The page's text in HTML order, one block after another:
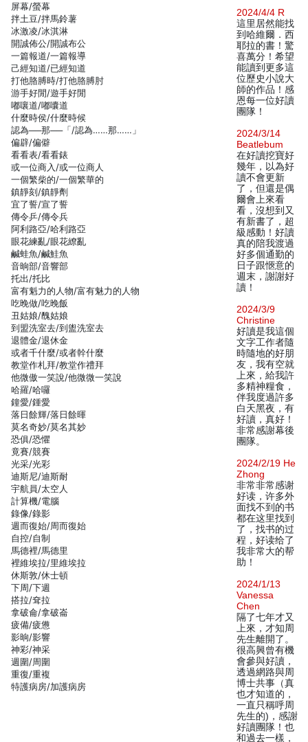
屏幕/螢幕
拌土豆/拌馬鈴薯
冰激凌/冰淇淋
開誠佈公/開誠布公
一篇報道/一篇報導
己經知道/已經知道
打他胳膊時/打他胳膊肘
游手好閒/遊手好閒
嘟嚷道/嘟囔道
什麼時侯/什麼時候
認為──那──「/認為……那……」
偏辟/偏僻
看看表/看看錶
或一位商入/或一位商人
一個繁柴的/一個繁華的
鎮靜刻/鎮靜劑
宜了誓/宣了誓
傳令乒/傳令兵
阿利路亞/哈利路亞
眼花練亂/眼花繚亂
鹹蛙魚/鹹鮭魚
音晌部/音響部
托出/托比
富有魁力的人物/富有魅力的人物
吃晚做/吃晚飯
丑姑娘/醜姑娘
到盟洗室去/到盥洗室去
退體金/退休金
或者千什麼/或者幹什麼
教堂作札拜/教堂作禮拜
他微傲一笑說/他微微一笑說
哈羅/哈囉
鐘愛/鍾愛
落日餘輝/落日餘暉
莫名奇妙/莫名其妙
恐俱/恐懼
竟賽/競賽
光采/光彩
迪斯尼/迪斯耐
宇航員/太空人
計算機/電腦
錄像/錄影
週而復始/周而復始
自控/自制
馬德裡/馬德里
裡維埃拉/里維埃拉
休斯敦/休士頓
下周/下週
搭拉/耷拉
拿破侖/拿破崙
疲備/疲憊
影晌/影響
神彩/神采
週圍/周圍
重復/重複
特護病房/加護病房
2024/4/4 R
這里居然能找
到哈維爾．西
耶拉的書！驚
喜萬分！希望
能讀到更多這
位歷史小說大
師的作品！感
恩每一位好讀
團隊！
2024/3/14
Beatlebum
在好讀挖寶好
幾年，以為好
讀不會更新
了，但還是偶
爾會上來看
看，沒想到又
有新書了，超
級感動！好讀
真的陪我渡過
好多個通勤的
日子跟愜意的
週末，謝謝好
讀！
2024/3/9
Christine
好讀是我這個
文字工作者隨
時隨地的好朋
友，我有空就
上來，給我許
多精神糧食，
伴我度過許多
白天黑夜，有
好讀，真好！
非常感謝幕後
團隊。
2024/2/19 He
Zhong
非常非常感谢
好读，许多外
面找不到的书
都在这里找到
了，找书的过
程，好读给了
我非常大的帮
助！
2024/1/13
Vanessa
Chen
隔了七年才又
上來，才知周
先生離開了。
很高興曾有機
會參與好讀，
透過網路與周
博士共事（真
也才知道的，
一直只稱呼周
先生的)，感謝
好讀團隊！也
和過去一樣，